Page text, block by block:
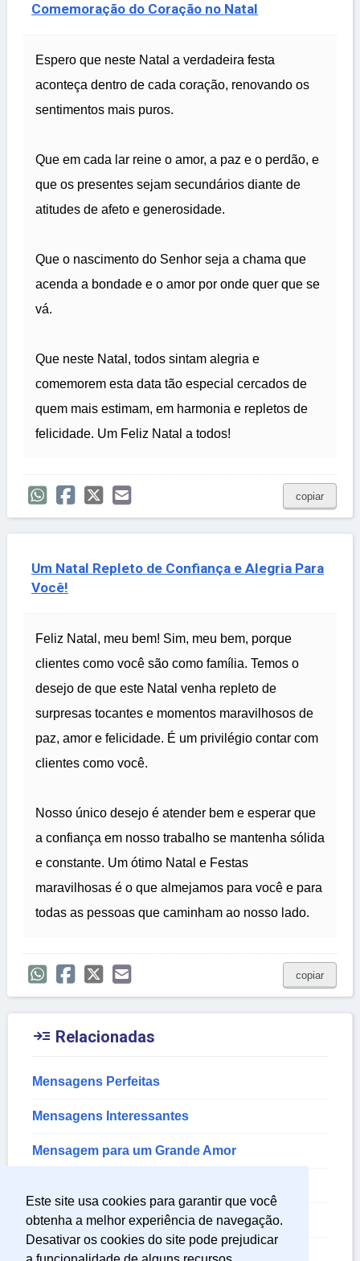
Este site usa cookies para garantir que você
obtenha a melhor experiência de navegação.
Desativar os cookies do site pode prejudicar
Comemoração do Coração no Natal
Espero que neste Natal a verdadeira festa
aconteça dentro de cada coração, renovando os
sentimentos mais puros.
Que em cada lar reine o amor, a paz e o perdão, e
que os presentes sejam secundários diante de
atitudes de afeto e generosidade.
Que o nascimento do Senhor seja a chama que
acenda a bondade e o amor por onde quer que se
vá.
Que neste Natal, todos sintam alegria e
comemorem esta data tão especial cercados de
quem mais estimam, em harmonia e repletos de
felicidade. Um Feliz Natal a todos!
copiar
Um Natal Repleto de Confiança e Alegria Para
Você!
Feliz Natal, meu bem! Sim, meu bem, porque
clientes como você são como família. Temos o
desejo de que este Natal venha repleto de
surpresas tocantes e momentos maravilhosos de
paz, amor e felicidade. É um privilégio contar com
clientes como você.
Nosso único desejo é atender bem e esperar que
a confiança em nosso trabalho se mantenha sólida
e constante. Um ótimo Natal e Festas
maravilhosas é o que almejamos para você e para
todas as pessoas que caminham ao nosso lado.
copiar
 Relacionadas
Mensagens Perfeitas
Mensagens Interessantes
Mensagem para um Grande Amor
Mensagem de Natal e Ano Novo
Mensagem de Força